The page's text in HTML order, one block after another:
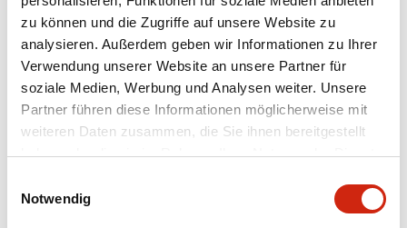
zu können und die Zugriffe auf unsere Website zu
analysieren. Außerdem geben wir Informationen zu Ihrer
Verwendung unserer Website an unsere Partner für
soziale Medien, Werbung und Analysen weiter. Unsere
Partner führen diese Informationen möglicherweise mit
weiteren Daten zusammen, die Sie ihnen bereitgestellt
haben oder die sie im Rahmen Ihrer Nutzung der Dienste
Notwendig
Mechanical Specifications
Performance Specifications
Other Specifications